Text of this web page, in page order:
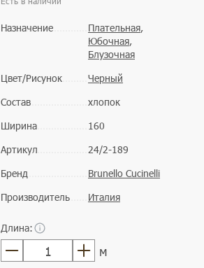
Назначение Плательная,
Юбочная,
Блузочная
Цвет/Рисунок
Черный
Состав
хлопок
Ширина
160
Артикул
24/2-189
Бренд
Brunello Cucinelli
Производитель
Италия
Длина:
м